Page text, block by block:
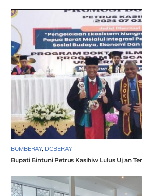
BOMBERAY, DOBERAY
Bupati Bintuni Petrus Kasihiw Lulus Ujian